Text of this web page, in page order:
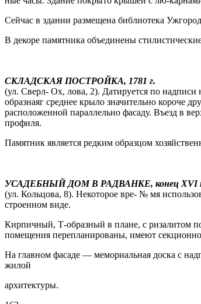
Сейчас в здании размещена библиотека
В декоре памятника объединены
СКЛАДСКАЯ ПОСТРОЙКА, 1781 г.
(ул. Сверл- Ох, лова, 2). Датируется по
образнаяг среднее крыло значительно короче
расположенной параллельно фасаду. Въезд в
профиля.
Памятник является редким образцом
УСАДЕБНЫЙ ДОМ В РАДВАНКЕ, конец XVI
(ул. Кольцова, 8). Некоторое вре- № мя
строенном виде.
Кирпичный, Т-образный в плане, с ризалитом
помещения перепланированы, имеют
На главном фасаде — мемориальная доска с
жилой
архитектуры.